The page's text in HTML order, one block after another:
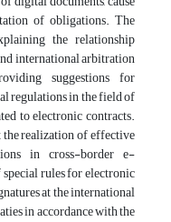
of obligations. The
the relationship
international arbitration
suggestions for
regulations in the field of
to electronic contracts.
the realization of effective
in cross-border e-
rules for electronic
at the international
in accordance with the